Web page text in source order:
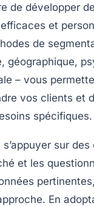
de développer
et
de
géographique,
– vous
vos clients et
spécifiques.
sur
et les
En